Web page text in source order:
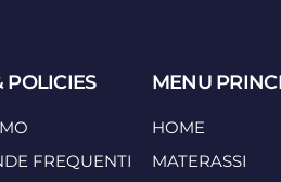
POLICIES
FREQUENTI
MENU
HOME
MATERASSI